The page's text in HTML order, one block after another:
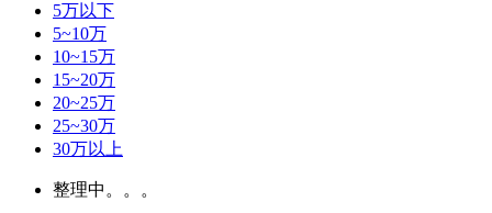
5万以下
5~10万
10~15万
15~20万
20~25万
25~30万
30万以上
整理中。。。